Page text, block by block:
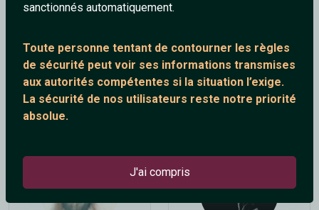
sanctionnés automatiquement.
Toute personne tentant de contourner les règles
de sécurité peut voir ses informations transmises
aux autorités compétentes si la situation l’exige.
La sécurité de nos utilisateurs reste notre priorité
absolue.
J'ai compris
Fab27 alexdial